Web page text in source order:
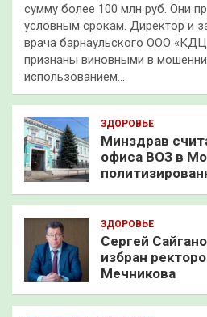
сумму более 100 млн руб. Они
условным срокам. Директор и
врача барнаульского ООО
признаны виновными в
использованием…
ЗДОРОВЬЕ
Минздрав
офиса ВОЗ в
ЗДОРОВЬЕ
Сергей
избран
Мечникова